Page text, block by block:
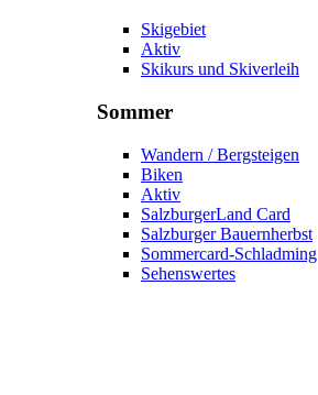
Skigebiet
Aktiv
Skikurs und Skiverleih
Sommer
Wandern / Bergsteigen
Biken
Aktiv
SalzburgerLand Card
Salzburger Bauernherbst
Sommercard-Schladming
Sehenswertes